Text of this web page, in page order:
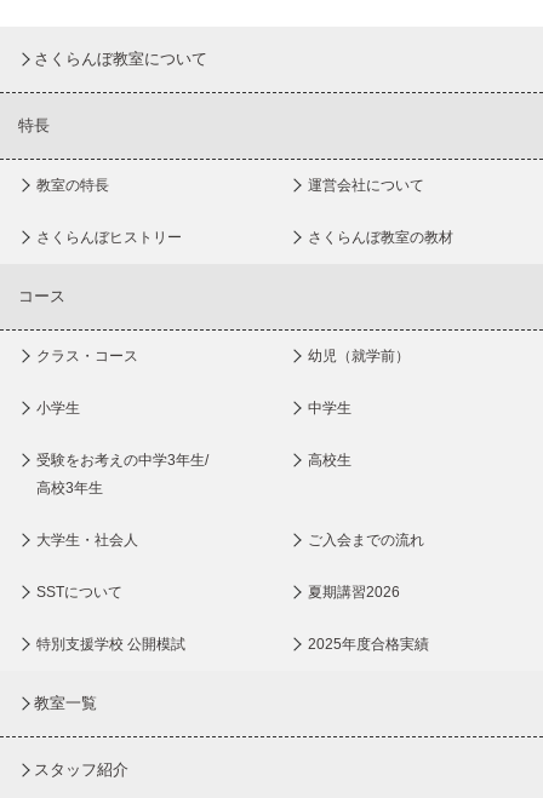
さくらんぼ教室について
特長
教室の特長 運営会社について
さくらんぼヒストリー さくらんぼ教室の教材
コース
クラス・コース 幼児（就学前）
小学生 中学生
受験をお考えの中学3年生/
高校3年生
高校生
大学生・社会人 ご入会までの流れ
SSTについて 夏期講習2026
特別支援学校 公開模試 2025年度合格実績
教室一覧
スタッフ紹介